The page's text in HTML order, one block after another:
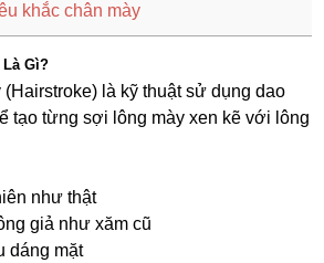
khắc chân mày
Là Gì?
là kỹ thuật sử dụng dao
tạo từng sợi lông mày xen kẽ với lông
như thật
giả như xăm cũ
dáng mặt